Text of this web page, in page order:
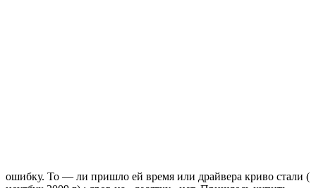
ошибку. То — ли пришло ей время или драйвера криво стали (